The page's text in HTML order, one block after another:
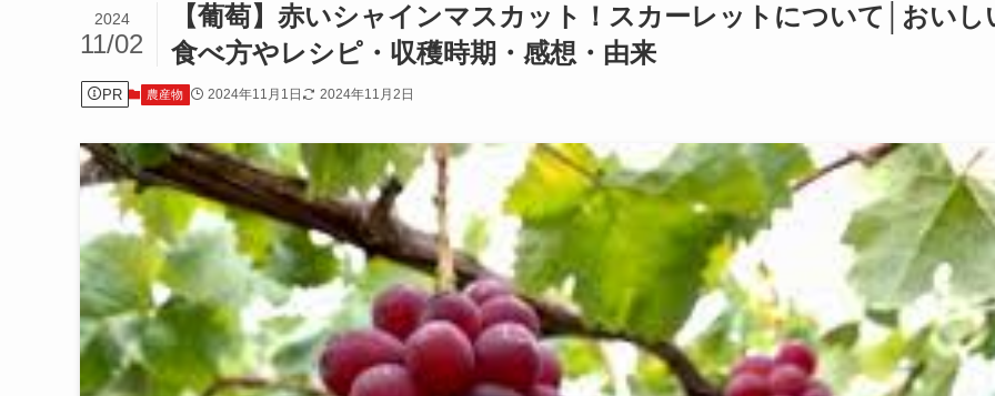
【葡萄】赤いシャインマスカット！スカーレットについて│おいし
食べ方やレシピ・収穫時期・感想・由来
2024
11/02
PR 農産物 2024年11月1日 2024年11月2日